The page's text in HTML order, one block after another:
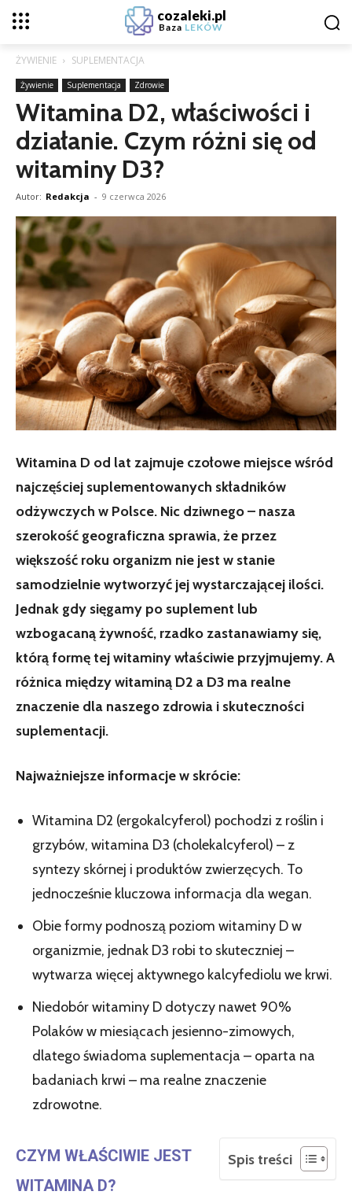
cozaleki.pl
Baza LEKÓW
ŻYWIENIE SUPLEMENTACJA
Żywienie Suplementacja Zdrowie
Witamina D2, właściwości i
działanie. Czym różni się od
witaminy D3?
Autor: Redakcja - 9 czerwca 2026
Witamina D od lat zajmuje czołowe miejsce wśród
najczęściej suplementowanych składników
odżywczych w Polsce. Nic dziwnego – nasza
szerokość geograficzna sprawia, że przez
większość roku organizm nie jest w stanie
samodzielnie wytworzyć jej wystarczającej ilości.
Jednak gdy sięgamy po suplement lub
wzbogacaną żywność, rzadko zastanawiamy się,
którą formę tej witaminy właściwie przyjmujemy. A
różnica między witaminą D2 a D3 ma realne
znaczenie dla naszego zdrowia i skuteczności
suplementacji.
Najważniejsze informacje w skrócie:
Witamina D2 (ergokalcyferol) pochodzi z roślin i
grzybów, witamina D3 (cholekalcyferol) – z
syntezy skórnej i produktów zwierzęcych. To
jednocześnie kluczowa informacja dla wegan.
Obie formy podnoszą poziom witaminy D w
organizmie, jednak D3 robi to skuteczniej –
wytwarza więcej aktywnego kalcyfediolu we krwi.
Niedobór witaminy D dotyczy nawet 90%
Polaków w miesiącach jesienno-zimowych,
dlatego świadoma suplementacja – oparta na
badaniach krwi – ma realne znaczenie
zdrowotne.
Spis treści
CZYM WŁAŚCIWIE JEST
WITAMINA D?